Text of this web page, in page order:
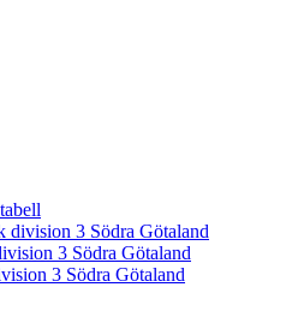
division 3 Södra Götaland
3 Södra Götaland
3 Södra Götaland